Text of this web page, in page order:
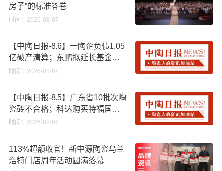
房子”的标准答卷
时间：2026-08-07
【中陶日报-8.6】一陶企负债1.05
亿破产清算；东鹏拟延长基金投
资期限；工信部开展建陶行业能
时间：2026-08-07
【中陶日报-8.5】广东省10批次陶
瓷砖不合格；科达购买特福国际
股份申请未通过；蒙娜丽莎5千万
破18亿元
时间：2026-08-07
113%超额收官！新中源陶瓷乌兰
浩特门店周年活动圆满落幕